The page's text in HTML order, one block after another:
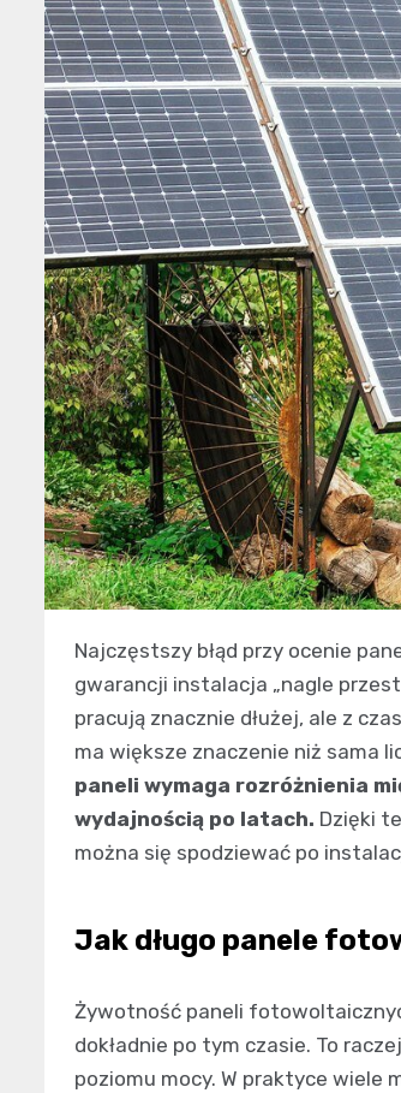
Najczęstszy błąd przy ocenie
gwarancji instalacja „nagle
pracują znacznie dłużej, ale z
ma większe znaczenie niż sama
paneli wymaga rozróżnienia
wydajnością po latach. Dzięki
można się spodziewać po
Jak długo panele
Żywotność paneli
dokładnie po tym czasie. To
poziomu mocy. W praktyce wiele